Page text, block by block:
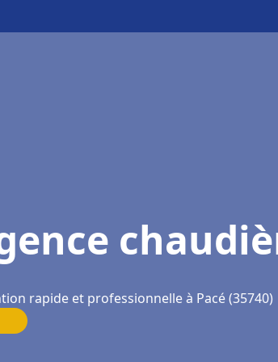
rapide et professionnelle à Pacé (35740)